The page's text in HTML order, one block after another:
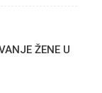
ŽENE U